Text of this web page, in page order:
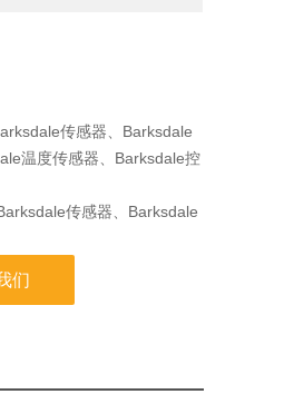
传感器、Barksdale
温度传感器、Barksdale控
传感器、Barksdale
们